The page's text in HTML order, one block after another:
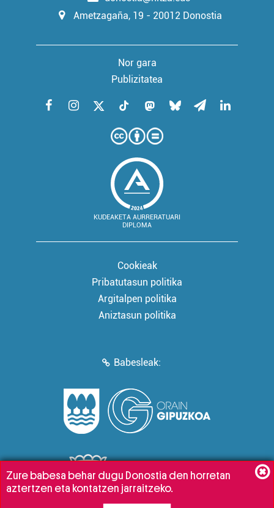
Ametzagaña, 19 - 20012 Donostia
Nor gara
Publizitatea
KUDEAKETA AURRERATUARI
DIPLOMA
Cookieak
Pribatutasun politika
Argitalpen politika
Aniztasun politika
Babesleak:
Zure babesa behar dugu Donostia den horretan
aztertzen eta kontatzen jarraitzeko.